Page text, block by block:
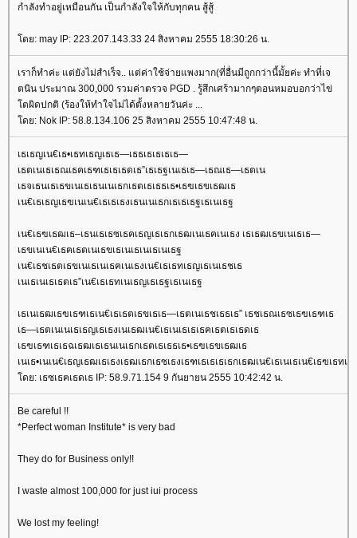
กำลังทำอยู่เหมือนกัน เป็นกำลังใจให้กับทุกคน สู้สู้
ดย: may IP: 223.207.143.33 24 สิงหาคม 2555 18:30:26 น.
เราก็ทำค่ะ แต่ยังไม่สำเร็จ.. แต่ค่าใช้จ่ายแพงมาก(ที่อื่นมีถูกกว่านี้มั้ยค่ะ ทำที่เจ
ตนิน ประมาณ 300,000 รวมค่าตรวจ PGD . รู้สึกเศร้ามากๆตอนหมอบอกว่าไข่
ตผิดปกติ (ร้องให้ทำใจไม่ได้ตั้งหลายวันค่ะ ...
ดย: Nok IP: 58.8.134.106 25 สิงหาคม 2555 10:47:48 น.
เธเธญเน€เธ•เธทเธญเธเธ—เธธเธเธเธเธ—
เธตเนเธเธณเธฅเธฑเธเธเธดเธ”เธเธฐเนเธเธ—เธณเธ—เธตเน
เธจเธนเธเธขเนเธเธนเนเธกเธตเธเธธเธ•เธฃเธขเธฒเธ
เน€เธเธญเธฃเนเน€เธเธเธงเธนเนเธกเธเธเธฐเธเนเธฐ
เน€เธฃเธฒเธ–เธนเธเธซเธฅเธญเธเธกเธฒเนเธฅเนเธง เธเธฒเธขเนเธเธ—
เธขเนเน€เธฅเธตเนเธขเธเนเธเนเธเนเธฐ
เน€เธชเธตเธขเนเธเนเธฅเนเธงเน€เธเธทเธญเธเนเธชเธ
เนเธเนเธเธตเธ”เน€เธเธทเนเธญเธเธฐเธเนเธฐ
เธเนเธฒเธฃเธฑเธเน€เธเธตเธขเธเธ—เธตเนเธชเธธเธ” เธชเธณเธซเธฃเธฑเธ
เธ—เธตเนเนเธเธญเธเธงเนเธฒเน€เธเนเธเธเธฅเธตเธเธดเธ
เธฃเธฑเธเธฉเธฒเธเธนเนเธกเธตเธเธธเธ•เธฃเธขเธฒเธ
เนเธ•เนเน€เธญเธฒเธเธงเธฒเธกเธซเธงเธฑเธเธเธเธกเธฒเน€เธเนเธเน€เธฃเธทเน
ดย: เธซเธฅเธดเธ IP: 58.9.71.154 9 กันยายน 2555 10:42:42 น.
Be careful !!
*Perfect woman Institute* is very bad
They do for Business only!!
I waste almost 100,000 for just iui process
We lost my feeling!